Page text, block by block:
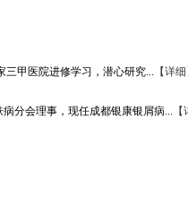
甲医院进修学习，潜心研究... 【详细
分会理事，现任成都银康银屑病...